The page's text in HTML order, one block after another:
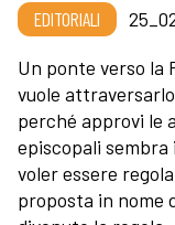
EDITORIALI
Un ponte verso la
vuole
perché approvi le
episcopali
voler essere
proposta in nome